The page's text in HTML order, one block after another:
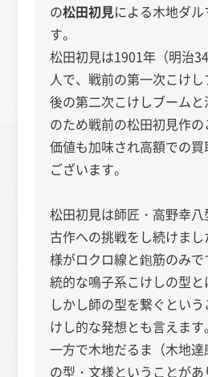
の松田初見による木地ダ
す。
松田初見は1901年（明治
人で、戦前の第一次こけ
後の第二次こけしブーム
のため戦前の松田初見作
価値も加味され高額での
ございます。
松田初見は師匠・高野幸
古作への挑戦をし続けま
様がロクロ線と鉋筋のみ
統的な鳴子系こけしの型と
しかし師の型を繋ぐとい
けし的な発想とも言えます。
一方で木地だるま（木地
の型・文様ということが